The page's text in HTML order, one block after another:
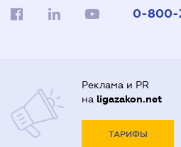
0-800-
Реклама и PR
на ligazakon.net
ТАРИФЫ